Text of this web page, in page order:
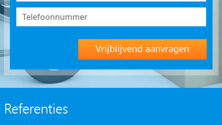
Vrijblijvend aanvragen
Referenties